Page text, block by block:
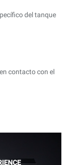
del tanque
contacto con el